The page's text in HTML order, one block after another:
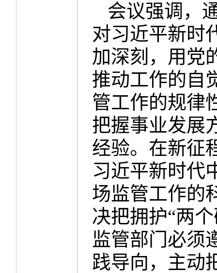
会议强调，
对习近平新时
加深刻，用党
推动工作的自
管工作的规律
把握事业发展
经验。在新征
习近平新时代
场监管工作的
决把拥护“两
监管部门必须
践导向，主动